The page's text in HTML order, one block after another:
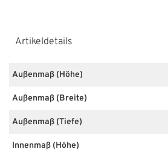
Artikeldetails
Außenmaß (Höhe)
Außenmaß (Breite)
Außenmaß (Tiefe)
Innenmaß (Höhe)